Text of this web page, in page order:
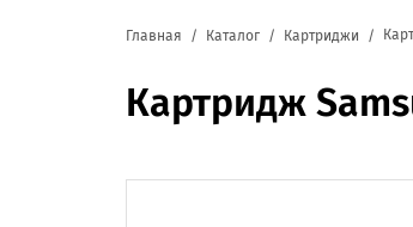
Главная Каталог Картриджи
Картридж